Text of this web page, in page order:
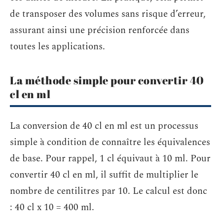
de transposer des volumes sans risque d’erreur,
assurant ainsi une précision renforcée dans
toutes les applications.
La méthode simple pour convertir 40
cl en ml
La conversion de 40 cl en ml est un processus
simple à condition de connaître les équivalences
de base. Pour rappel, 1 cl équivaut à 10 ml. Pour
convertir 40 cl en ml, il suffit de multiplier le
nombre de centilitres par 10. Le calcul est donc
: 40 cl x 10 = 400 ml.